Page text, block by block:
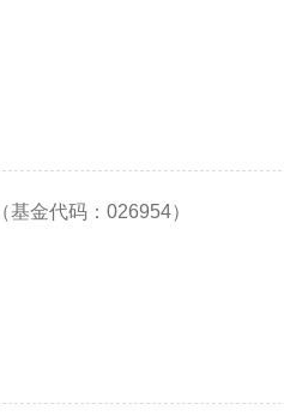
（基金代码：026954）